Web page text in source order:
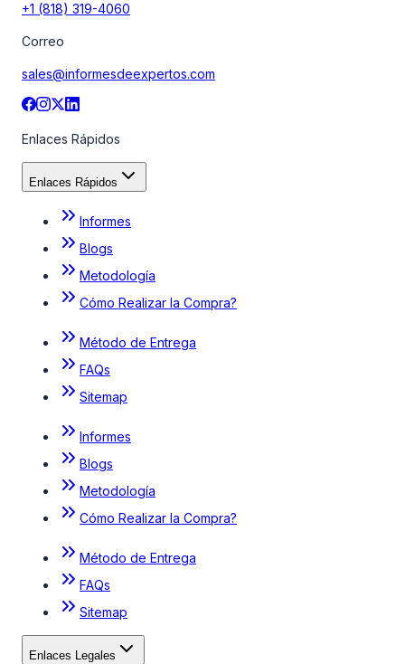
+1 (818) 319-4060
Correo
sales@informesdeexpertos.com
Enlaces Rápidos
Enlaces Rápidos
Informes
Blogs
Metodología
Cómo Realizar la Compra?
Método de Entrega
FAQs
Sitemap
Informes
Blogs
Metodología
Cómo Realizar la Compra?
Método de Entrega
FAQs
Sitemap
Enlaces Legales